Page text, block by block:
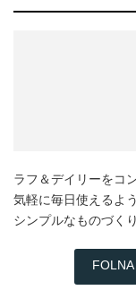
ラフ＆デイリーをコ
気軽に毎日使えるよ
シンプルなものづく